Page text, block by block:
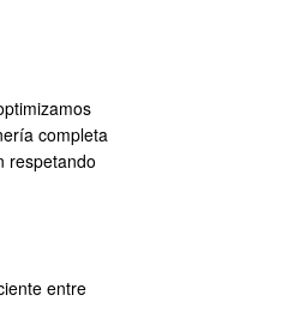
completa
respetando
entre